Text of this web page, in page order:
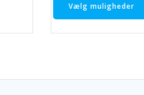
varianter.
Mulighederne
på
Vælg muligheder